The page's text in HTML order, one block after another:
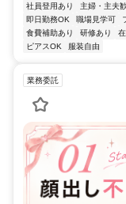
社員登用あり 主婦・主夫
即日勤務OK
職場見学可
食費補助あり
研修あり
ピアスOK
服装自由
業務委託